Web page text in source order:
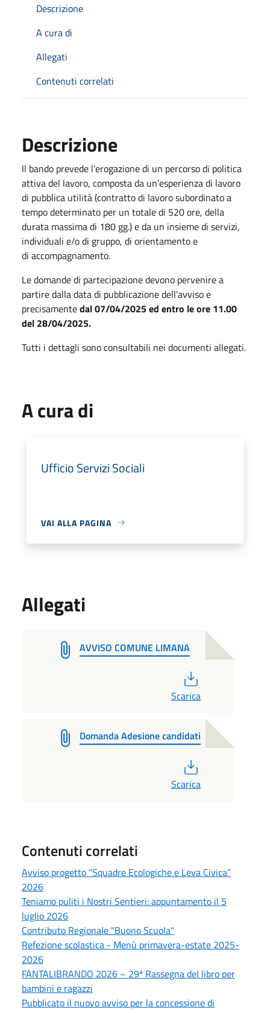
Descrizione
A cura di
Allegati
Contenuti correlati
Descrizione
Il bando prevede l’erogazione di un percorso di politica
attiva del lavoro, composta da un’esperienza di lavoro
di pubblica utilità (contratto di lavoro subordinato a
tempo determinato per un totale di 520 ore, della
durata massima di 180 gg.) e da un insieme di servizi,
individuali e/o di gruppo, di orientamento e
di accompagnamento.
Le domande di partecipazione devono pervenire a
partire dalla data di pubblicazione dell’avviso e
precisamentedal 07/04/2025 ed entro le ore 11.00
del 28/04/2025.
Tutti i dettagli sono consultabili nei documenti allegati.
A cura di
Ufficio Servizi Sociali
VAI ALLA PAGINA
Allegati
AVVISO COMUNE LIMANA
Scarica
Domanda Adesione candidati
Scarica
Contenuti correlati
Avviso progetto “Squadre Ecologiche e Leva Civica”
2026
Teniamo puliti i Nostri Sentieri: appuntamento il 5
luglio 2026
Contributo Regionale "Buono Scuola"
Refezione scolastica - Menù primavera-estate 2025-
2026
FANTALIBRANDO 2026 – 29ª Rassegna del libro per
bambini e ragazzi
Pubblicato il nuovo avviso per la concessione di